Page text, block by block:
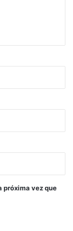
próxima vez que